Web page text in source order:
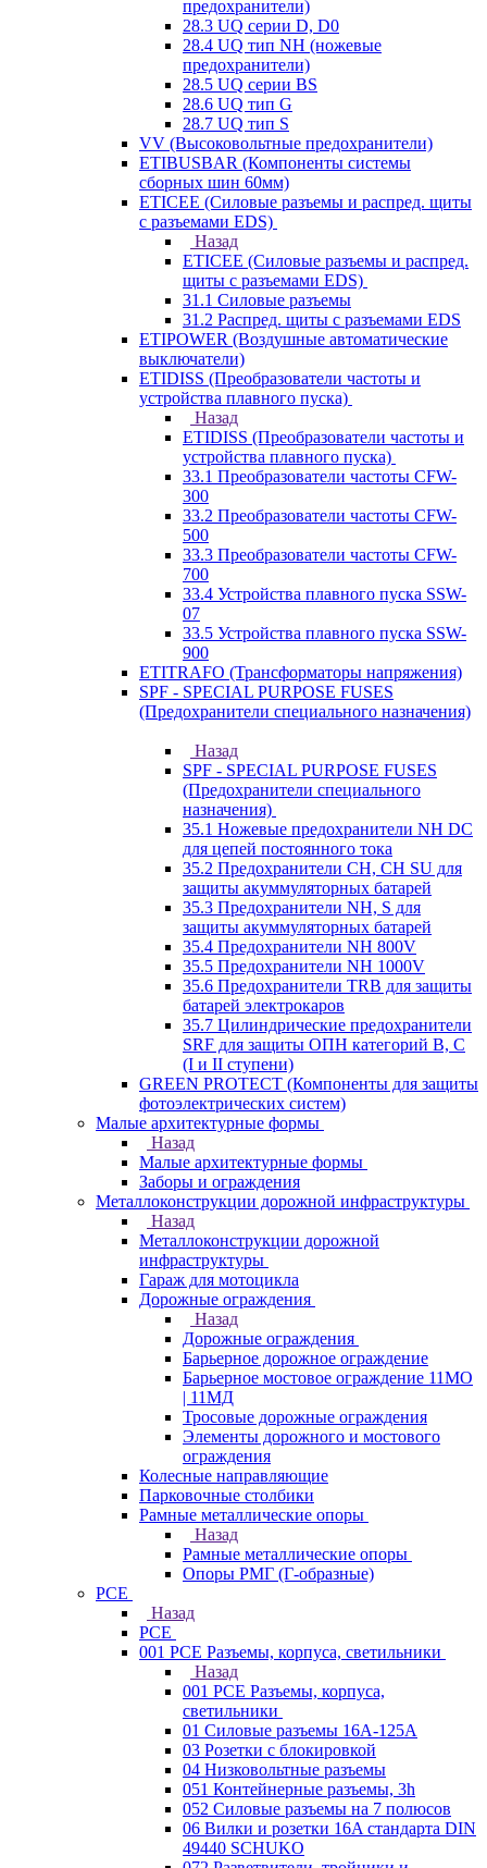
предохранители)
28.3 UQ серии D, D0
28.4 UQ тип NH (ножевые
предохранители)
28.5 UQ серии BS
28.6 UQ тип G
28.7 UQ тип S
VV (Высоковольтные предохранители)
ETIBUSBAR (Компоненты системы
сборных шин 60мм)
ETICEE (Силовые разъемы и распред. щиты
с разъемами EDS)
Назад
ETICEE (Силовые разъемы и распред.
щиты с разъемами EDS)
31.1 Силовые разъемы
31.2 Распред. щиты с разъемами EDS
ETIPOWER (Воздушные автоматические
выключатели)
ETIDISS (Преобразователи частоты и
устройства плавного пуска)
Назад
ETIDISS (Преобразователи частоты и
устройства плавного пуска)
33.1 Преобразователи частоты CFW-
300
33.2 Преобразователи частоты CFW-
500
33.3 Преобразователи частоты CFW-
700
33.4 Устройства плавного пуска SSW-
07
33.5 Устройства плавного пуска SSW-
900
ETITRAFO (Трансформаторы напряжения)
SPF - SPECIAL PURPOSE FUSES
(Предохранители специального назначения)
Назад
SPF - SPECIAL PURPOSE FUSES
(Предохранители специального
назначения)
35.1 Ножевые предохранители NH DC
для цепей постоянного тока
35.2 Предохранители CH, CH SU для
защиты акуммуляторных батарей
35.3 Предохранители NH, S для
защиты акуммуляторных батарей
35.4 Предохранители NH 800V
35.5 Предохранители NH 1000V
35.6 Предохранители TRB для защиты
батарей электрокаров
35.7 Цилиндрические предохранители
SRF для защиты ОПН категорий B, C
(I и II ступени)
GREEN PROTECT (Компоненты для защиты
фотоэлектрических систем)
Малые архитектурные формы
Назад
Малые архитектурные формы
Заборы и ограждения
Металлоконструкции дорожной инфраструктуры
Назад
Металлоконструкции дорожной
инфраструктуры
Гараж для мотоцикла
Дорожные ограждения
Назад
Дорожные ограждения
Барьерное дорожное ограждение
Барьерное мостовое ограждение 11МО
| 11МД
Тросовые дорожные ограждения
Элементы дорожного и мостового
ограждения
Колесные направляющие
Парковочные столбики
Рамные металлические опоры
Назад
Рамные металлические опоры
Опоры РМГ (Г-образные)
PCE
Назад
PCE
001 PCE Разъемы, корпуса, светильники
Назад
001 PCE Разъемы, корпуса,
светильники
01 Силовые разъемы 16А-125А
03 Розетки с блокировкой
04 Низковольтные разъемы
051 Контейнерные разъемы, 3h
052 Силовые разъемы на 7 полюсов
06 Вилки и розетки 16A стандарта DIN
49440 SCHUKO